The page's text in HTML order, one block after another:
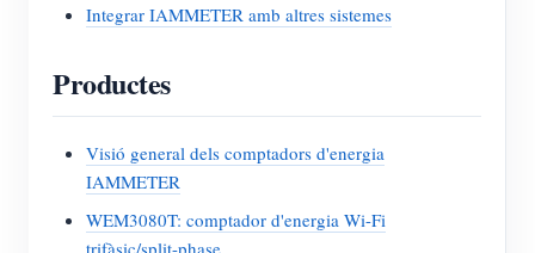
Integrar IAMMETER amb altres sistemes
Productes
Visió general dels comptadors d'energia
IAMMETER
WEM3080T: comptador d'energia Wi-Fi
trifàsic/split-phase